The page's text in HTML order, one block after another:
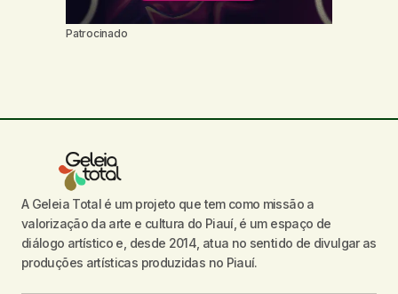
Patrocinado
A Geleia Total é um projeto que tem como missão a
valorização da arte e cultura do Piauí, é um espaço de
diálogo artístico e, desde 2014, atua no sentido de divulgar as
produções artísticas produzidas no Piauí.